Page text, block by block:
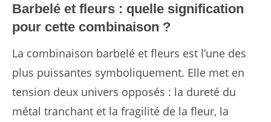
Barbelé et fleurs : quelle signification
pour cette combinaison ?
La combinaison barbelé et fleurs est l’une des
plus puissantes symboliquement. Elle met en
tension deux univers opposés : la dureté du
métal tranchant et la fragilité de la fleur, la